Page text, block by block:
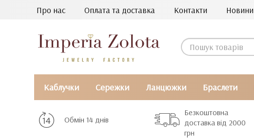
Про нас Оплата та доставка Контакти Новини
Каблучки Сережки Ланцюжки Браслети
Обмін 14 днів
Безкоштовна
доставка від 2000
грн